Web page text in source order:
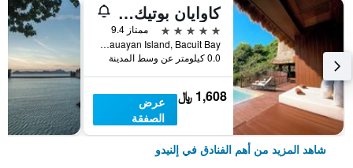
كاوايان بوتيك برايفت أيلاند
5 نجوم
ممتاز 9.4
Cauayan Island, Bacuit Bay, إلنيدو, الفلبين
0.0 كيلومتر عن وسط المدينة
1,608 ﷼
عرض
الصفقة
شاهد المزيد من أهم الفنادق في إلنيدو